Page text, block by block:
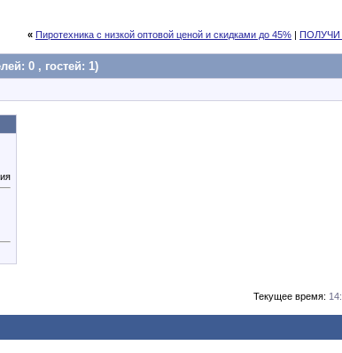
« Пиротехника с низкой оптовой ценой и скидками до 45% | ПОЛУЧИ
0 , гостей: 1)
Текущее время: